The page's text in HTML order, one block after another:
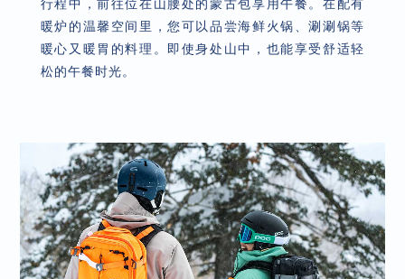
行程中，前往位在山腰处的蒙古包享用午餐。在配有
暖炉的温馨空间里，您可以品尝海鲜火锅、涮涮锅等
暖心又暖胃的料理。即使身处山中，也能享受舒适轻
松的午餐时光。